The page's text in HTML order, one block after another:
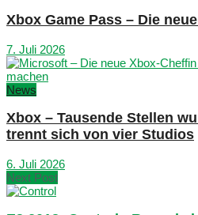
Xbox Game Pass – Die
7. Juli 2026
News
Xbox – Tausende Stellen
trennt sich von vier Studios
6. Juli 2026
Next Post